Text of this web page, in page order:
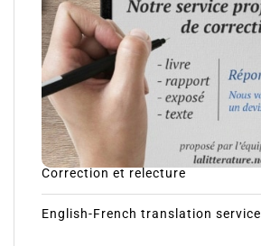
Correction et relecture
English-French translation service